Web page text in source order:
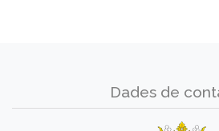
Dades de